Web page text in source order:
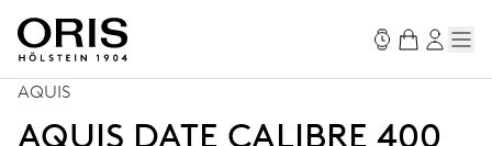
AQUIS
AQUIS DATE CALIBRE 400